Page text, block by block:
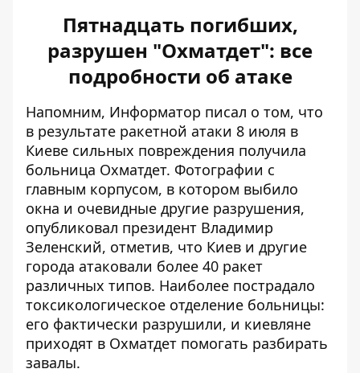
Пятнадцать погибших,
разрушен "Охматдет": все
подробности об атаке
Напомним, Информатор писал о том, что
в результате ракетной атаки 8 июля в
Киеве сильных повреждения получила
больница Охматдет. Фотографии с
главным корпусом, в котором выбило
окна и очевидные другие разрушения,
опубликовал президент Владимир
Зеленский, отметив, что Киев и другие
города атаковали более 40 ракет
различных типов. Наиболее пострадало
токсикологическое отделение больницы:
его фактически разрушили, и киевляне
приходят в Охматдет помогать разбирать
завалы.